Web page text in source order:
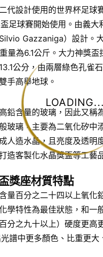
LOADING...
代設計使用的世界杯足球
足球賽開始使用。由義大
Gazzaniga）設計。
量為6.1公斤。大力神獎盃
公分，由兩層綠色孔雀
手高舉地球。
鉛含量的玻璃，因此又稱
玻璃，主要為二氧化矽中
人造水晶，且亮度及透明
造客製化水晶獎盃等工藝
獎座材質特點
量百分之二十四以上氧化
學特性為最佳狀態，和一
分之九十以上）硬度更高
譜中更多顏色、比重更大